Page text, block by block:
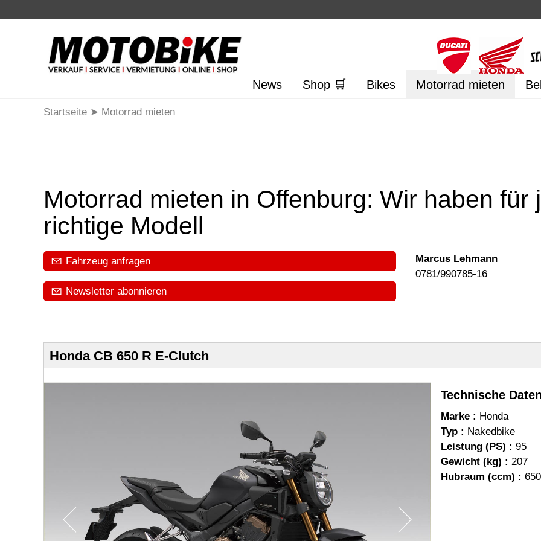
News Shop 🛒 Bikes Motorrad mieten
Startseite Motorrad mieten
Motorrad mieten in Offenburg: Wir haben für
richtige Modell
Fahrzeug anfragen
Newsletter abonnieren
Marcus Lehmann
0781/990785-16
Honda CB 650 R E-Clutch
Technische
Marke : Honda
Typ : Nakedbike
Leistung (PS) : 95
Gewicht (kg) : 207
Hubraum (ccm) : 650